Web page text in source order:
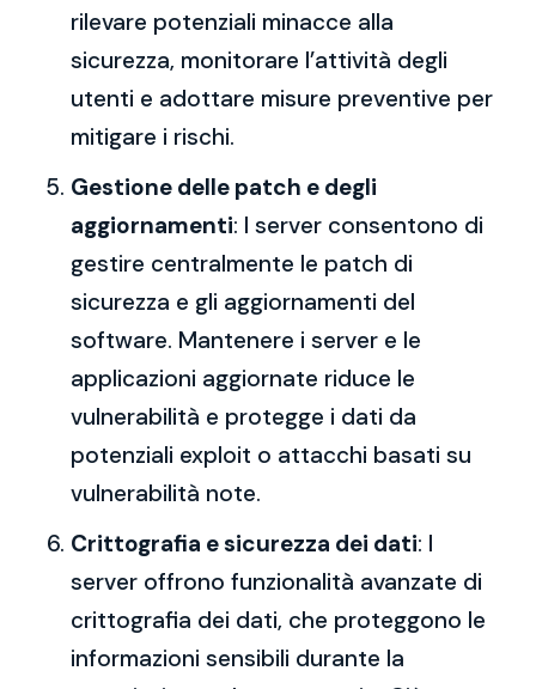
rilevare potenziali minacce alla
sicurezza, monitorare l’attività degli
utenti e adottare misure preventive per
mitigare i rischi.
Gestione delle patch e degli
aggiornamenti: I server consentono di
gestire centralmente le patch di
sicurezza e gli aggiornamenti del
software. Mantenere i server e le
applicazioni aggiornate riduce le
vulnerabilità e protegge i dati da
potenziali exploit o attacchi basati su
vulnerabilità note.
Crittografia e sicurezza dei dati: I
server offrono funzionalità avanzate di
crittografia dei dati, che proteggono le
informazioni sensibili durante la